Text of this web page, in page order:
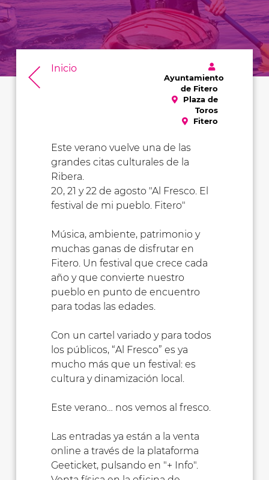
Inicio
Ayuntamiento
de Fitero
Plaza de
Toros
Fitero
Este verano vuelve una de las
grandes citas culturales de la
Ribera.
20, 21 y 22 de agosto "Al Fresco. El
festival de mi pueblo. Fitero"
Música, ambiente, patrimonio y
muchas ganas de disfrutar en
Fitero. Un festival que crece cada
año y que convierte nuestro
pueblo en punto de encuentro
para todas las edades.
Con un cartel variado y para todos
los públicos, “Al Fresco” es ya
mucho más que un festival: es
cultura y dinamización local.
Este verano… nos vemos al fresco.
Las entradas ya están a la venta
online a través de la plataforma
Geeticket, pulsando en "+ Info".